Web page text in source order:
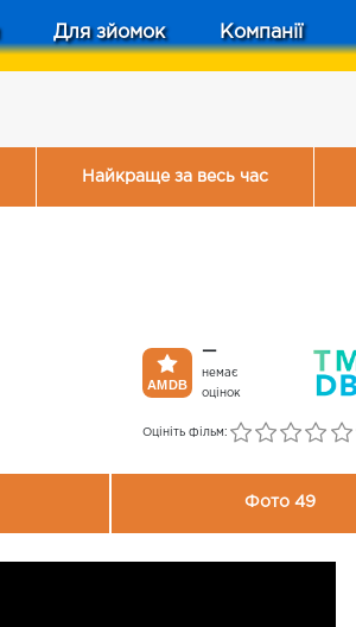
Для зйомок Компанії
Найкраще за весь час
—
немає
оцінок
Оцініть фільм:
Фото 49